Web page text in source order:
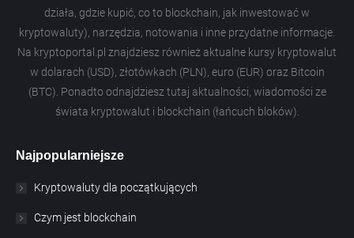
działa, gdzie kupić, co to blockchain, jak inwestować w
kryptowaluty), narzędzia, notowania i inne przydatne informacje.
Na kryptoportal.pl znajdziesz również aktualne kursy kryptowalut
w dolarach (USD), złotówkach (PLN), euro (EUR) oraz Bitcoin
(BTC). Ponadto odnajdziesz tutaj aktualności, wiadomości ze
świata kryptowalut i blockchain (łańcuch bloków).
Najpopularniejsze
Kryptowaluty dla początkujących
Czym jest blockchain